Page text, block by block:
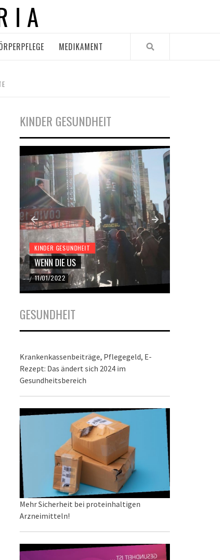
MEDIKAMENT
KINDER GESUNDHEIT
KINDER GESUNDHEIT
WENN DIE US
/ 11/01/2022
GESUNDHEIT
Krankenkassenbeiträge, Pflegegeld, E-
Rezept: Das ändert sich 2024 im
Gesundheitsbereich
Mehr Sicherheit bei proteinhaltigen
Arzneimitteln!